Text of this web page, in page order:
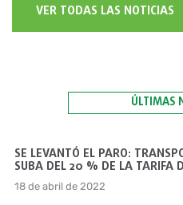
VER TODAS LAS NOTICIAS
ÚLTIMAS
SE LEVANTÓ EL PARO:
SUBA DEL 20 % DE LA TARIFA
18 de abril de 2022